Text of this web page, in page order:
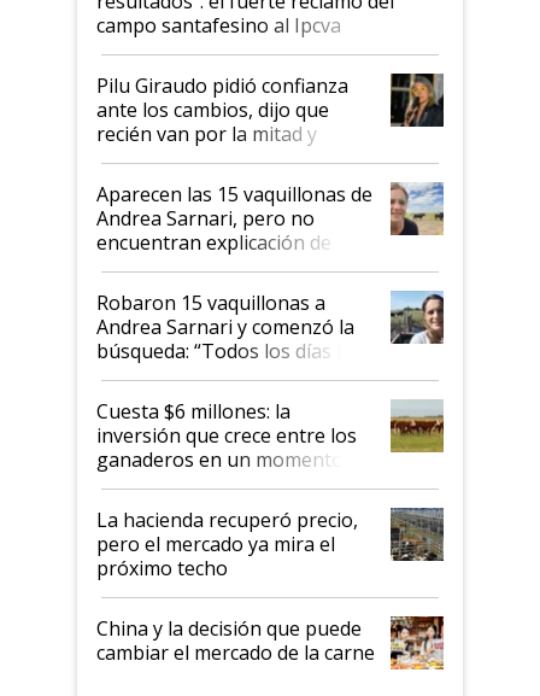
campo santafesino al Ipcva
Pilu Giraudo pidió confianza
ante los cambios, dijo que
recién van por la mitad y
destacó que exportar dejó de
ser "para unos pocos":
"Tenemos un mandato muy
claro del gobierno nacional"
Aparecen las 15 vaquillonas de
Andrea Sarnari, pero no
encuentran explicación de
cómo llegaron allí
Robaron 15 vaquillonas a
Andrea Sarnari y comenzó la
búsqueda: “Todos los días le
toca a algún productor”
Cuesta $6 millones: la
inversión que crece entre los
ganaderos en un momento
histórico para la actividad
La hacienda recuperó precio,
pero el mercado ya mira el
próximo techo
China y la decisión que puede
cambiar el mercado de la carne